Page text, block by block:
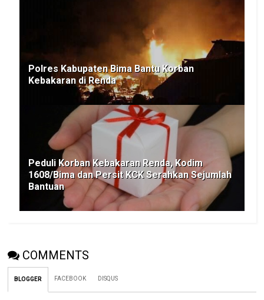
Polres Kabupaten Bima Bantu Korban
Kebakaran di Renda
Peduli Korban Kebakaran Renda, Kodim
1608/Bima dan Persit KCK Serahkan Sejumlah
Bantuan
COMMENTS
BLOGGER FACEBOOK DISQUS